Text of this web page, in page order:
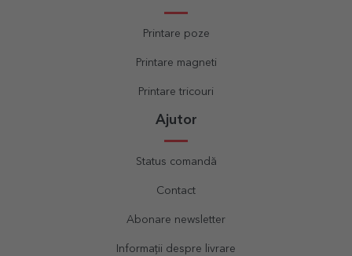
Printare poze
Printare magneti
Printare tricouri
Ajutor
Status comandă
Contact
Abonare newsletter
Informații despre livrare